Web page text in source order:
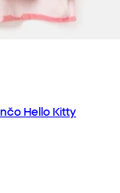
Hello Kitty